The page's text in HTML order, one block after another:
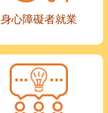
身心障礙者就業